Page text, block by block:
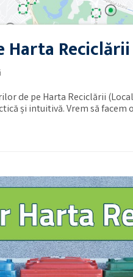
Reciclării
de pe Harta Reciclării
și intuitivă. Vrem să facem